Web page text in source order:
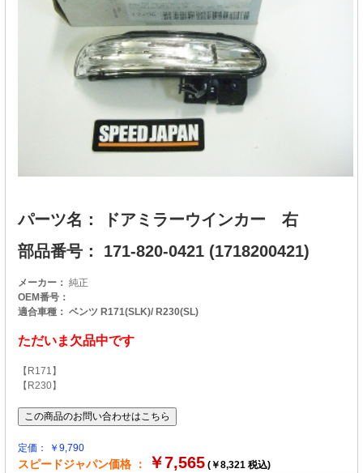
パーツ名： ドアミラーウインカー 右
部品番号： 171-820-0421 (1718200421)
メーカー： 純正
OEM番号：
適合車種： ベンツ R171(SLK)/ R230(SL)
ただいま欠品中です
【R171】
【R230】
定価： ￥9,790
スピードジャパン価格 ： ￥7,565 (￥8,321 税込)